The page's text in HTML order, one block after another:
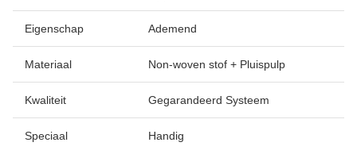
Eigenschap Ademend
Materiaal Non-woven stof + Pluispulp
Kwaliteit Gegarandeerd Systeem
Speciaal Handig